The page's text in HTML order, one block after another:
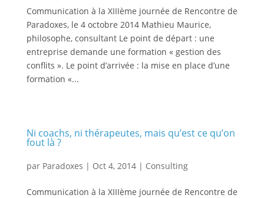
Communication à la XIIIème journée de Rencontre de
Paradoxes, le 4 octobre 2014 Mathieu Maurice,
philosophe, consultant Le point de départ : une
entreprise demande une formation « gestion des
conflits ». Le point d’arrivée : la mise en place d’une
formation «...
Ni coachs, ni thérapeutes, mais qu’est ce qu’on
fout là ?
par Paradoxes | Oct 4, 2014| Consulting
Communication à la XIIIème journée de Rencontre de